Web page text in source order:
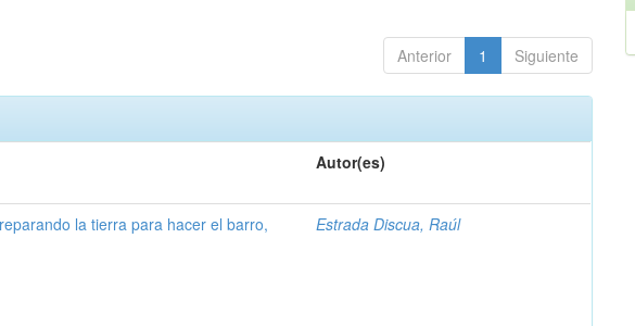
Anterior 1 Siguiente
Autor(es)
la tierra para hacer el barro,
Estrada Discua, Raúl